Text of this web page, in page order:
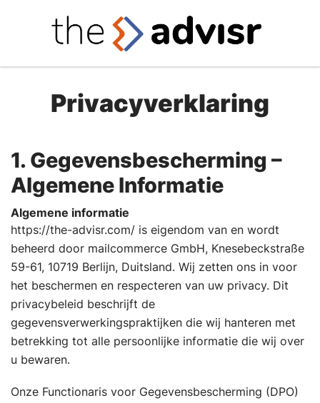
Privacyverklaring
1. Gegevensbescherming –
Algemene Informatie
Algemene informatie
https://the-advisr.com/ is eigendom van en wordt
beheerd door mailcommerce GmbH, Knesebeckstraße
59-61, 10719 Berlijn, Duitsland. Wij zetten ons in voor
het beschermen en respecteren van uw privacy. Dit
privacybeleid beschrijft de
gegevensverwerkingspraktijken die wij hanteren met
betrekking tot alle persoonlijke informatie die wij over
u bewaren.
Onze Functionaris voor Gegevensbescherming (DPO)